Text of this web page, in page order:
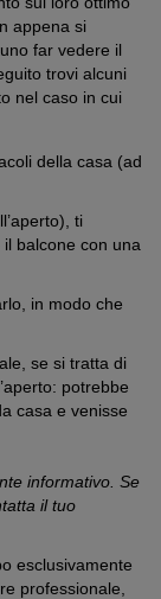
appena si
far vedere il
trovi alcuni
nel caso in cui
della casa (ad
ti
il balcone con una
in modo che
se si tratta di
potrebbe
casa e venisse
informativo. Se
il tuo
esclusivamente
professionale,